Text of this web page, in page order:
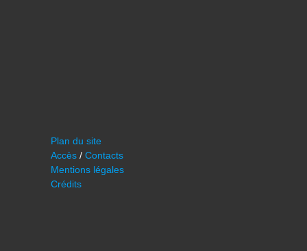
Plan du site
Accès / Contacts
Mentions légales
Crédits